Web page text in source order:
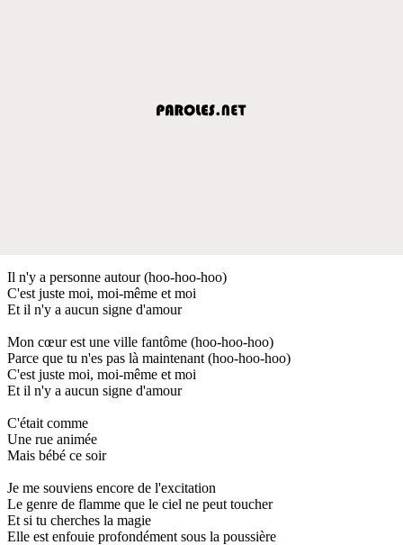
Il n'y a personne autour (hoo-hoo-hoo)
C'est juste moi, moi-même et moi
Et il n'y a aucun signe d'amour
Mon cœur est une ville fantôme (hoo-hoo-hoo)
Parce que tu n'es pas là maintenant (hoo-hoo-hoo)
C'est juste moi, moi-même et moi
Et il n'y a aucun signe d'amour
C'était comme
Une rue animée
Mais bébé ce soir
Je me souviens encore de l'excitation
Le genre de flamme que le ciel ne peut toucher
Et si tu cherches la magie
Elle est enfouie profondément sous la poussière